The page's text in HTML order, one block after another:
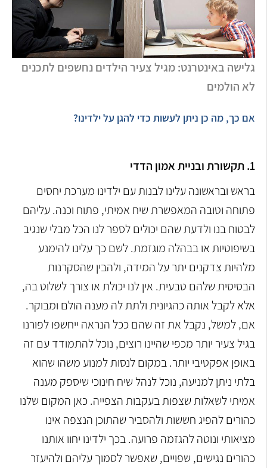
גלישה באינטרנט: מגיל צעיר הילדים נחשפים לתכנים
לא הולמים
אם כך, מה כן ניתן לעשות כדי להגן על ילדינו?
1. תקשורת ובניית אמון הדדי
בראש ובראשונה עלינו לבנות עם ילדינו מערכת יחסים
פתוחה וטובה המאפשרת שיח אמיתי, פתוח וכנה. עליהם
לבטוח בנו ולדעת שהם יכולים לספר לנו הכל מבלי שנגיב
בשיפוטיות או בבהלה מוגזמת. לשם כך עלינו להימנע
מלהיות צדקנים יתר על המידה, ולהבין שהסקרנות
הבסיסית שלהם טבעית. אין לנו יכולת או צורך לשלוט בה,
אלא לקבל אותה כהגיונית ולתת לה מענה הולם ומבוקר.
אם, למשל, נקבל את זה שהם ככל הנראה ייחשפו לפורנו
בגיל צעיר יותר מכפי שהיינו רוצים, נוכל להתמודד עם זה
באופן אפקטיבי יותר. במקום לנסות למנוע משהו שהוא
בלתי ניתן למניעה, נוכל לנהל שיח חינוכי שיספק מענה
אמיתי לשאלות שצפות בעקבות הצפייה. כאן המקום שלנו
כהורים להפיג חששות ולהסביר שהתוכן הנצפה אינו
מציאותי ונוטה להגזמה פרועה. בכך ילדינו יחוו אותנו
כהורים נגישים, שפויים, שאפשר לסמוך עליהם ולהיעזר